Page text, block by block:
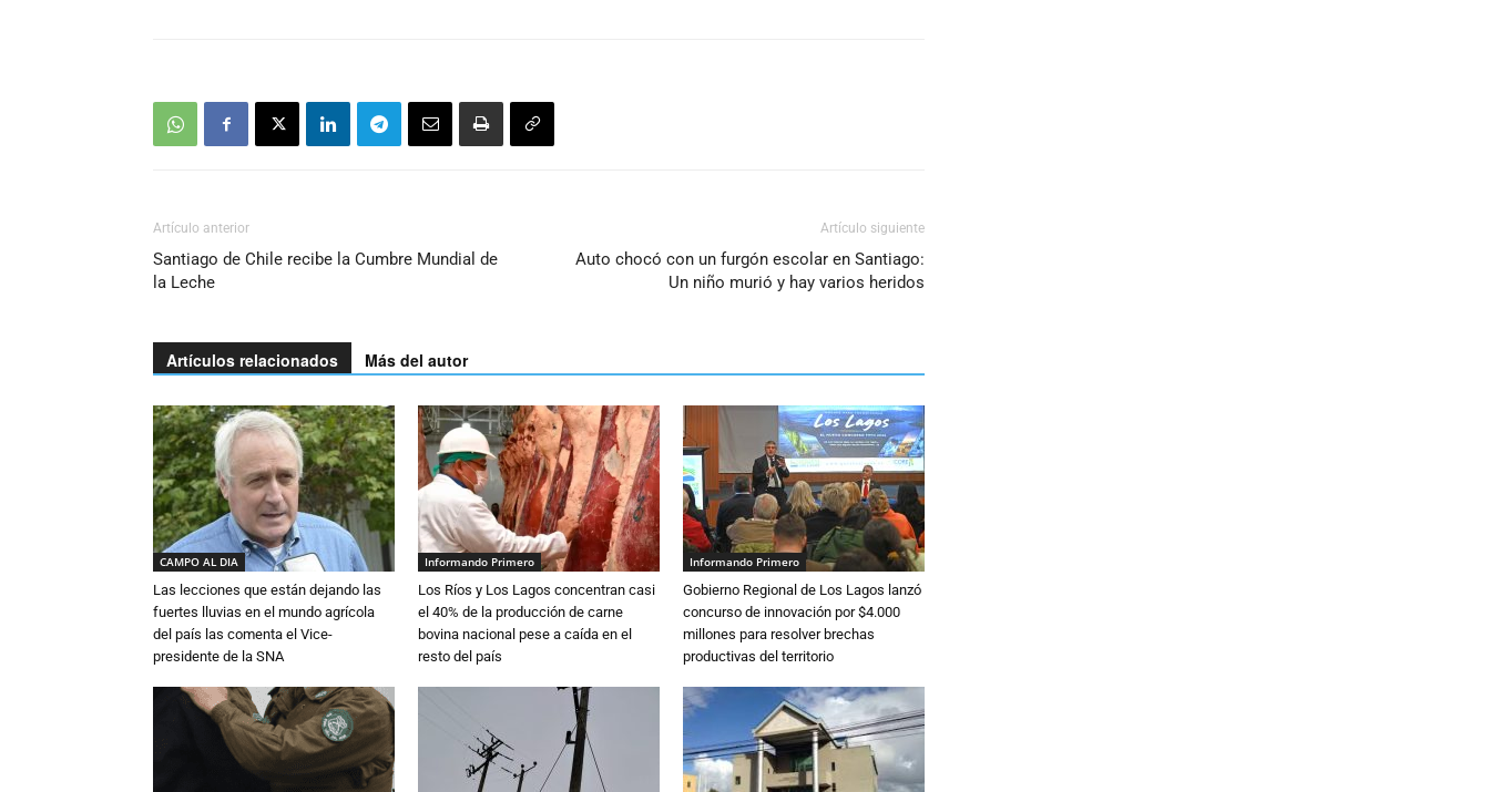
Artículo anterior
Santiago de Chile recibe la Cumbre Mundial de
la Leche
Artículo siguiente
Auto chocó con un furgón escolar en Santiago:
Un niño murió y hay varios heridos
Artículos relacionados Más del autor
CAMPO AL DIA
Las lecciones que están dejando las
fuertes lluvias en el mundo agrícola
del país las comenta el Vice-
presidente de la SNA
Informando Primero
Los Ríos y Los Lagos concentran casi
el 40% de la producción de carne
bovina nacional pese a caída en el
resto del país
Informando Primero
Gobierno Regional de Los Lagos lanzó
concurso de innovación por $4.000
millones para resolver brechas
productivas del territorio